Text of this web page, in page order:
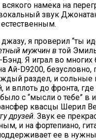
намека на
звук
я проверил “ты
мужчин в той
Я играл во многих
Ай-D9200,
раздел, и сольные
и вплоть до фронта,
с “мысли о тебе” в
квасцы Шерил
друзей. Звук ее
и на фортепиано,
ее в